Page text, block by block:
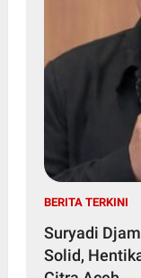
BERITA TERKINI
Suryadi
Solid,